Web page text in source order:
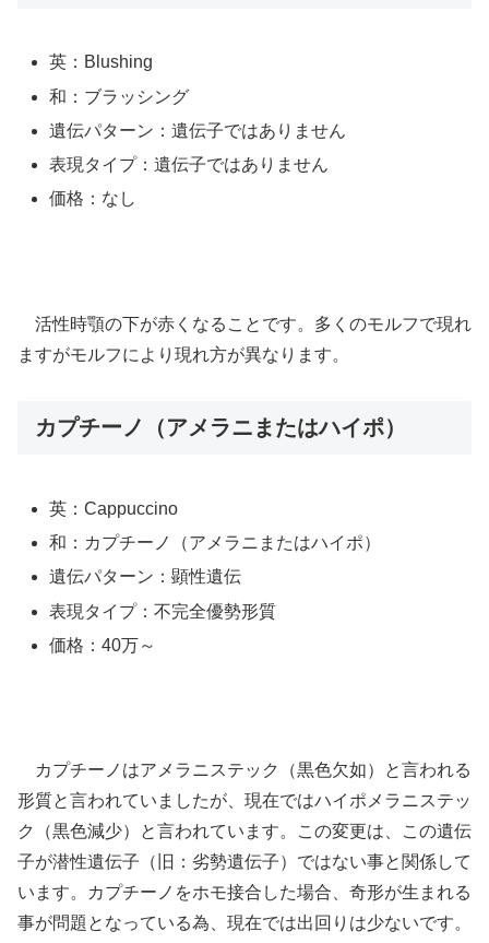
英：Blushing
和：ブラッシング
遺伝パターン：遺伝子ではありません
表現タイプ：遺伝子ではありません
価格：なし
活性時顎の下が赤くなることです。多くのモルフで現れ
ますがモルフにより現れ方が異なります。
カプチーノ（アメラニまたはハイポ）
英：Cappuccino
和：カプチーノ（アメラニまたはハイポ）
遺伝パターン：顕性遺伝
表現タイプ：不完全優勢形質
価格：40万～
カプチーノはアメラニステック（黒色欠如）と言われる
形質と言われていましたが、現在ではハイポメラニステッ
ク（黒色減少）と言われています。この変更は、この遺伝
子が潜性遺伝子（旧：劣勢遺伝子）ではない事と関係して
います。カプチーノをホモ接合した場合、奇形が生まれる
事が問題となっている為、現在では出回りは少ないです。